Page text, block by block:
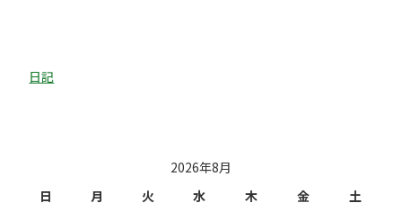
日記
2026年8月
日
月 火 水 木 金 土